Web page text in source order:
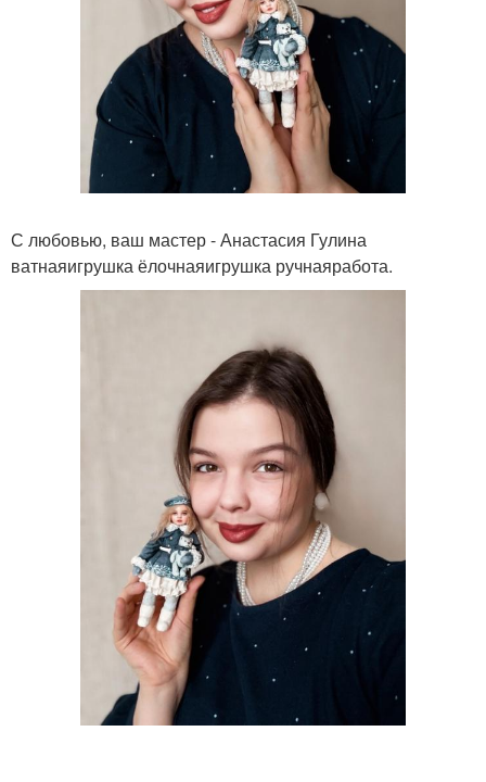
С любовью, ваш мастер - Анастасия Гулина
ватнаяигрушка ёлочнаяигрушка ручнаяработа.